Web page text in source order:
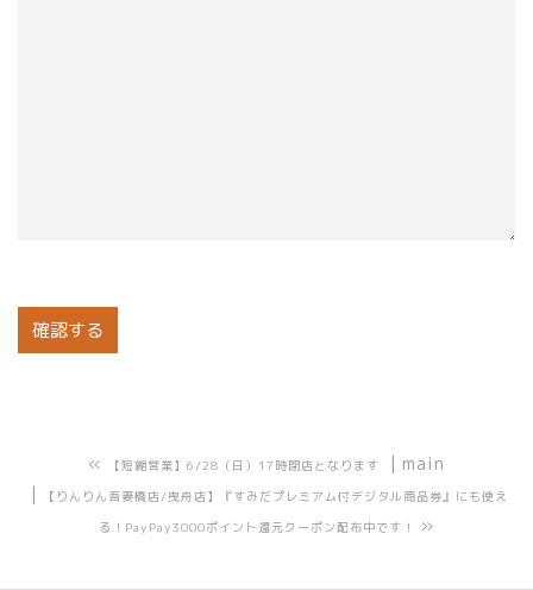
« 【短縮営業】6/28（日）17時閉店となります main
【りんりん吾妻橋店/曳舟店】『すみだプレミアム付デジタル商品券』にも使え
る！PayPay3000ポイント還元クーポン配布中です！
»